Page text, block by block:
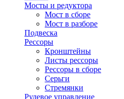
Мосты и редуктора
Мост в сборе
Мост в разборе
Подвеска
Рессоры
Кронштейны
Листы рессоры
Рессоры в сборе
Серьги
Стремянки
Рулевое управление